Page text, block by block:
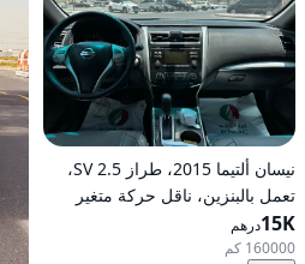
نيسان ألتيما 2015، طراز 2.5 SV،
تعمل بالبنزين، ناقل حركة متغير
مستمر (CVT)، دفع أمامي
15Kدرهم
160000 كم